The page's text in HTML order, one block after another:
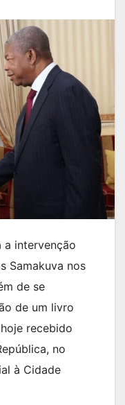
a intervenção
Samakuva nos
de se
de um livro
recebido
no
à Cidade